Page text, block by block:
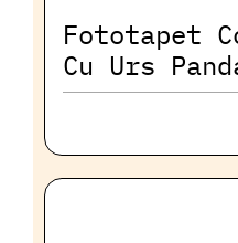
Fototapet
Cu Urs